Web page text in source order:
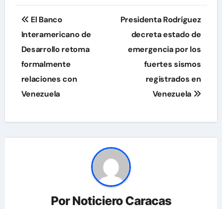
Navegación
de
entradas
El Banco
Interamericano de
Desarrollo retoma
formalmente
relaciones con
Venezuela
Presidenta Rodríguez
decreta estado de
emergencia por los
fuertes sismos
registrados en
Venezuela
PorNoticiero Caracas